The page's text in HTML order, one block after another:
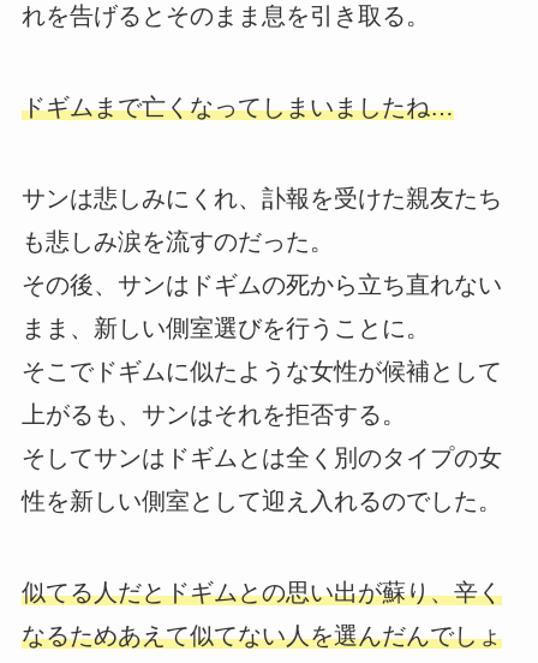
れを告げるとそのまま息を引き取る。
ドギムまで亡くなってしまいましたね…
サンは悲しみにくれ、訃報を受けた親友たち
も悲しみ涙を流すのだった。
その後、サンはドギムの死から立ち直れない
まま、新しい側室選びを行うことに。
そこでドギムに似たような女性が候補として
上がるも、サンはそれを拒否する。
そしてサンはドギムとは全く別のタイプの女
性を新しい側室として迎え入れるのでした。
似てる人だとドギムとの思い出が蘇り、辛く
なるためあえて似てない人を選んだんでしょ